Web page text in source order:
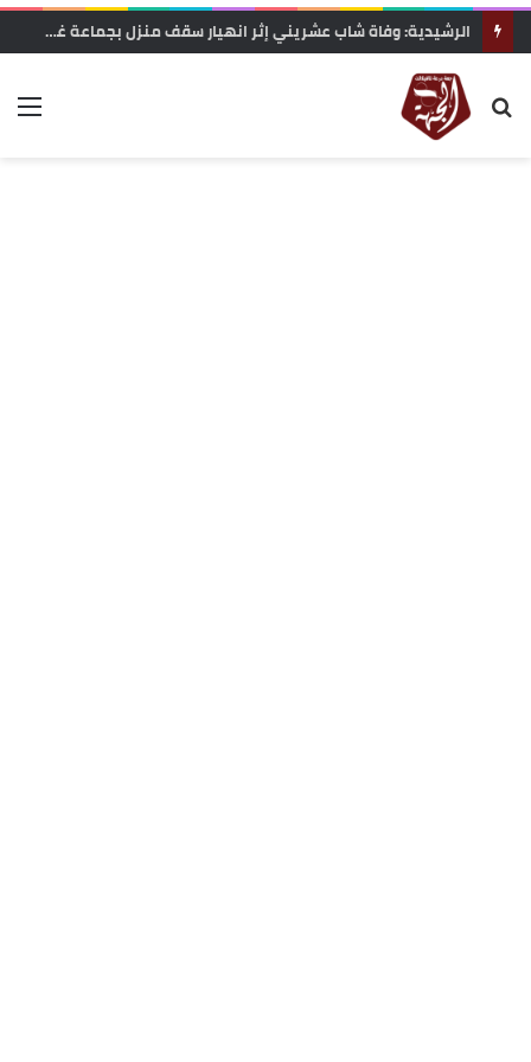
الرشيدية: وفاة شاب عشريني إثر انهيار سقف منزل بجماعة غريس السفلى